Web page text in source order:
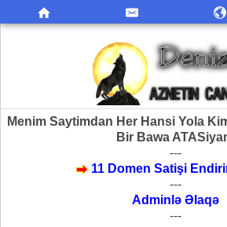
Menim Saytimdan Her Hansi Yola
Bir Bawa
---
11 Domen Satişi
---
Adminlə Əlaqə
---